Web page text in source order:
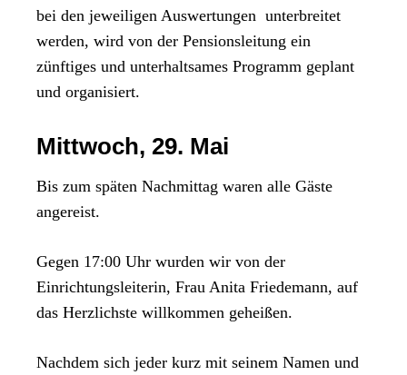
bei den jeweiligen Auswertungen unterbreitet
werden, wird von der Pensionsleitung ein
zünftiges und unterhaltsames Programm geplant
und organisiert.
Mittwoch, 29. Mai
Bis zum späten Nachmittag waren alle Gäste
angereist.
Gegen 17:00 Uhr wurden wir von der
Einrichtungsleiterin, Frau Anita Friedemann, auf
das Herzlichste willkommen geheißen.
Nachdem sich jeder kurz mit seinem Namen und